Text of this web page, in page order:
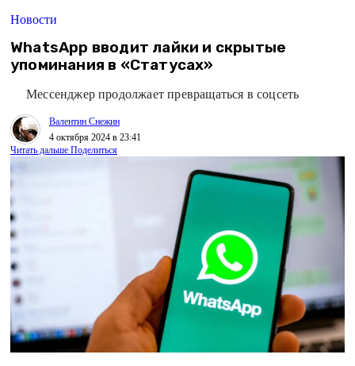
Новости
WhatsApp вводит лайки и скрытые
упоминания в «Статусах»
Мессенджер продолжает превращаться в соцсеть
Валентин Снежин
4 октября 2024 в 23:41
Читать дальше Поделиться